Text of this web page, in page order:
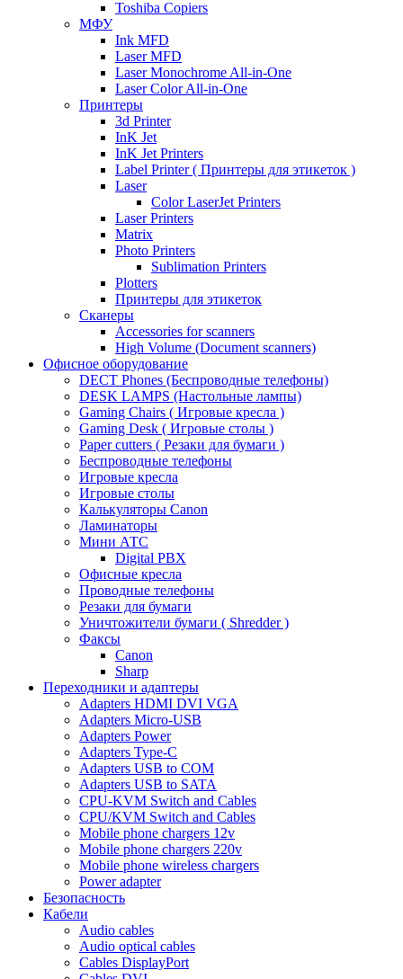
Toshiba Copiers
МФУ
Ink MFD
Laser MFD
Laser Monochrome All-in-One
Laser Color All-in-One
Принтеры
3d Printer
InK Jet
InK Jet Printers
Label Printer ( Принтеры для этикеток )
Laser
Color LaserJet Printers
Laser Printers
Matrix
Photo Printers
Sublimation Printers
Plotters
Принтеры для этикеток
Сканеры
Accessories for scanners
High Volume (Document scanners)
Офисное оборудование
DECT Phones (Беспроводные телефоны)
DESK LAMPS (Настольные лампы)
Gaming Chairs ( Игровые кресла )
Gaming Desk ( Игровые столы )
Paper cutters ( Резаки для бумаги )
Беспроводные телефоны
Игровые кресла
Игровые столы
Калькуляторы Canon
Ламинаторы
Мини АТС
Digital PBX
Офисные кресла
Проводные телефоны
Резаки для бумаги
Уничтожители бумаги ( Shredder )
Факсы
Canon
Sharp
Переходники и адаптеры
Adapters HDMI DVI VGA
Adapters Micro-USB
Adapters Power
Adapters Type-C
Adapters USB to COM
Adapters USB to SATA
CPU-KVM Switch and Cables
CPU/KVM Switch and Cables
Mobile phone chargers 12v
Mobile phone chargers 220v
Mobile phone wireless chargers
Power adapter
Безопасность
Кабели
Audio cables
Audio optical cables
Cables DisplayPort